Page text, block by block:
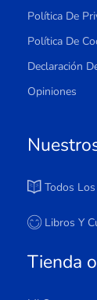
Política De
Política De
Declaración
Opiniones
Todos
Libros Y
Tienda